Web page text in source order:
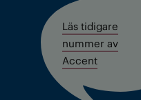
Läs tidigare
nummer av
Accent